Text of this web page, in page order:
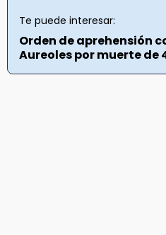
Te puede interesar:
Orden de aprehensión
Aureoles por muerte de